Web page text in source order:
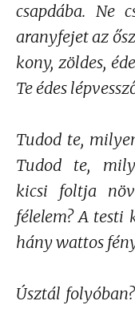
csapdába. Ne
aranyfejet az
kony, zöldes,
Te édes
Tudod te,
Tudod te,
kicsi foltja
félelem? A testi
hány wattos
Úsztál